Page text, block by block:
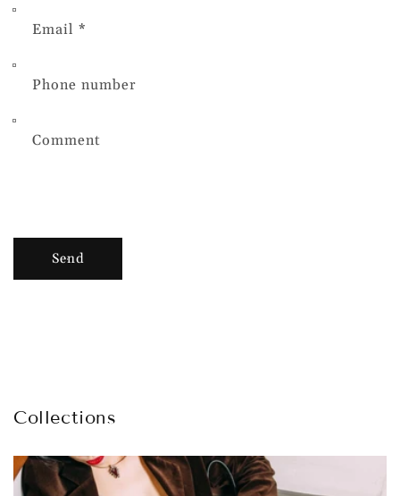
Email *
Phone number
Comment
Send
Collections